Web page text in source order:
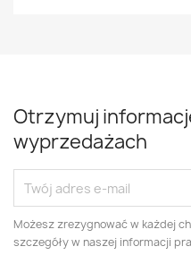
Otrzymuj
wyprzedażach
Możesz zrezygnować w każdej
szczegóły w naszej informacji